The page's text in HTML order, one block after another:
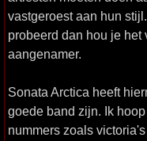
vastgeroest aan hun
probeerd dan hou je het
aangenamer.
Sonata Arctica heeft
goede band zijn. Ik
nummers zoals